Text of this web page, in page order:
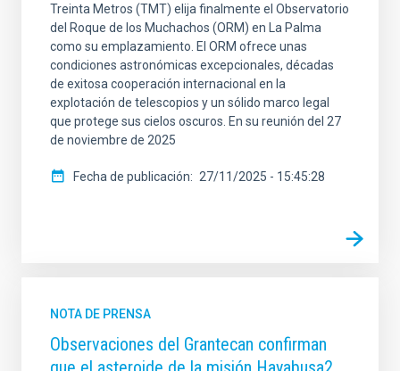
Treinta Metros (TMT) elija finalmente el Observatorio
del Roque de los Muchachos (ORM) en La Palma
como su emplazamiento. El ORM ofrece unas
condiciones astronómicas excepcionales, décadas
de exitosa cooperación internacional en la
explotación de telescopios y un sólido marco legal
que protege sus cielos oscuros. En su reunión del 27
de noviembre de 2025
Fecha de publicación 27/11/2025 - 15:45:28
NOTA DE PRENSA
Observaciones del Grantecan confirman